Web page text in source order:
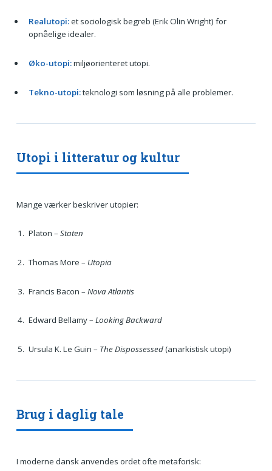
Realutopi:et sociologisk begreb (Erik Olin Wright) for
opnåelige idealer.
Øko-utopi:miljøorienteret utopi.
Tekno-utopi:teknologi som løsning på alle problemer.
Utopi i litteratur og kultur
Mange værker beskriver utopier:
Platon –Staten
Thomas More – Utopia
Francis Bacon –Nova Atlantis
Edward Bellamy –Looking Backward
Ursula K. Le Guin – The Dispossessed(anarkistisk utopi)
Brug i daglig tale
I moderne dansk anvendes ordet ofte metaforisk: